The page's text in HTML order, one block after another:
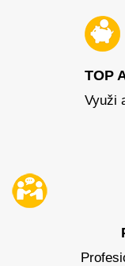
TOP
Využi